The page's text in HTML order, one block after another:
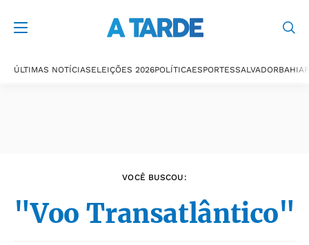
ÚLTIMAS NOTÍCIASELEIÇÕES 2026POLÍTICAESPORTESSALVADORBAHIA
VOCÊ BUSCOU:
"Voo Transatlântico"